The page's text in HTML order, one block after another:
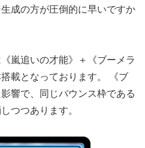
成の方が圧倒的に早いですか
嵐追いの才能》＋《ブーメラ
載となっております。 《ブ
響で、同じバウンス枠である
つつあります。